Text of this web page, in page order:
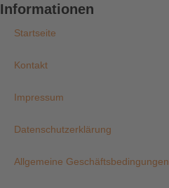
Informationen
Startseite
Kontakt
Impressum
Datenschutzerklärung
Allgemeine Geschäftsbedingungen